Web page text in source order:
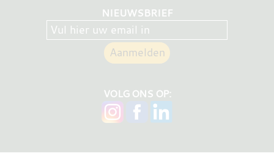
NIEUWSBRIEF
VOLG ONS OP: